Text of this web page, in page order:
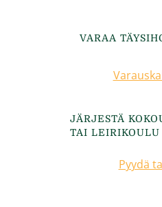
VARAA
JÄRJESTÄ
TAI LEIRIKOULU
Pyydä